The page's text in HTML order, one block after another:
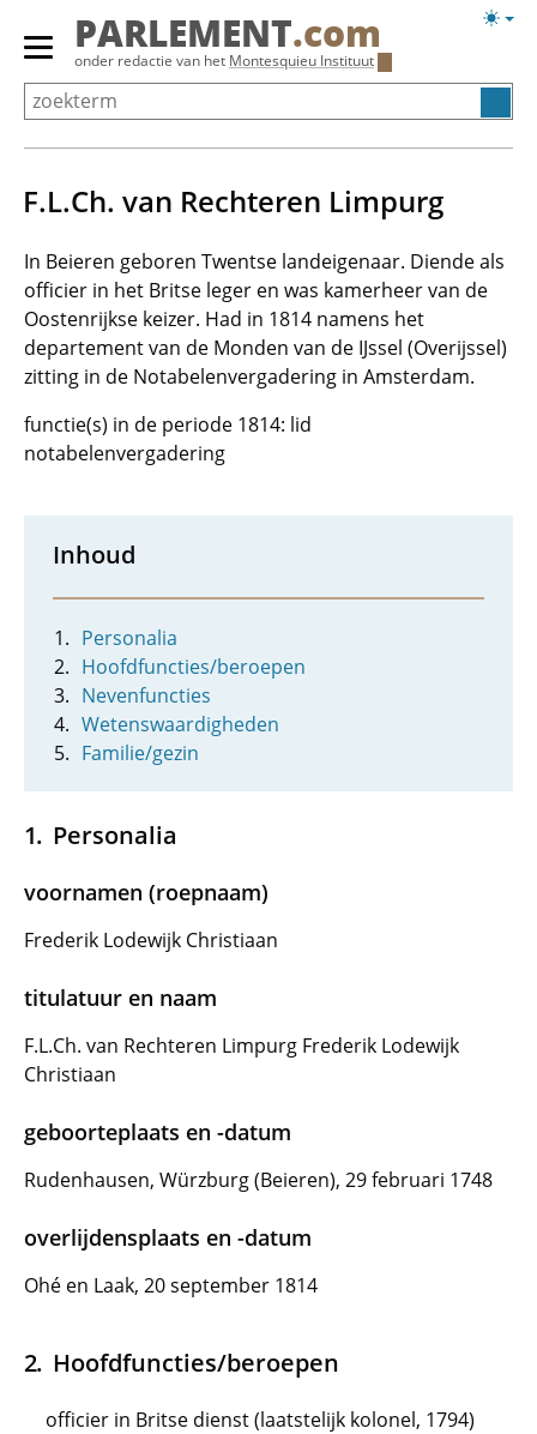
Overslaan
Primair
menu
tonen/verbergen
PARLEMENT.com
onder redactie van het Montesquieu Instituut
F.L.Ch. van Rechteren Limpurg
In Beieren geboren Twentse landeigenaar. Diende als
officier in het Britse leger en was kamerheer van de
Oostenrijkse keizer. Had in 1814 namens het
departement van de Monden van de IJssel (Overijssel)
zitting in de Notabelenvergadering in Amsterdam.
functie(s) in de periode 1814: lid
notabelenvergadering
Inhoud
Personalia
Hoofdfuncties/beroepen
Nevenfuncties
Wetenswaardigheden
Familie/gezin
Personalia
voornamen (roepnaam)
Frederik Lodewijk Christiaan
titulatuur en naam
F.L.Ch. van Rechteren Limpurg Frederik Lodewijk
Christiaan
geboorteplaats en -datum
Rudenhausen, Würzburg (Beieren), 29 februari 1748
overlijdensplaats en -datum
Ohé en Laak, 20 september 1814
Hoofdfuncties/beroepen
officier in Britse dienst (laatstelijk kolonel, 1794)